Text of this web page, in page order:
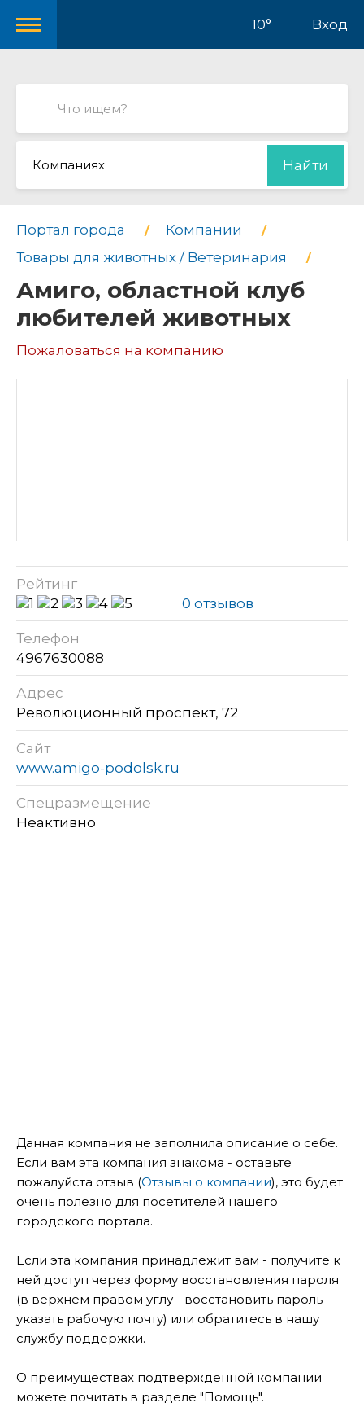
10° Вход
Компаниях Найти
Портал города
Компании
Товары для животных / Ветеринария
Амиго, областной клуб
любителей животных
Пожаловаться на компанию
Рейтинг
0 отзывов
Телефон
4967630088
Адрес
Революционный проспект, 72
Сайт
www.amigo-podolsk.ru
Спецразмещение
Неактивно
Данная компания не заполнила описание о себе.
Если вам эта компания знакома - оставьте
пожалуйста отзыв (Отзывы о компании), это будет
очень полезно для посетителей нашего
городского портала.
Если эта компания принадлежит вам - получите к
ней доступ через форму восстановления пароля
(в верхнем правом углу - восстановить пароль -
указать рабочую почту) или обратитесь в нашу
службу поддержки.
О преимуществах подтвержденной компании
можете почитать в разделе "Помощь".